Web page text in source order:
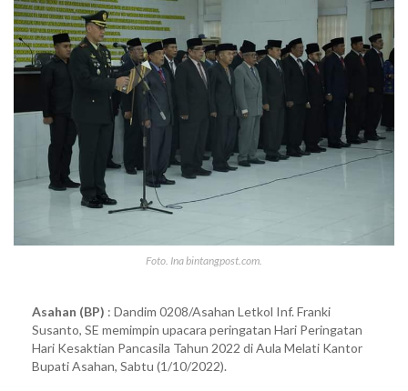
Foto. Ina bintangpost.com.
Asahan (BP) : Dandim 0208/Asahan Letkol Inf. Franki
Susanto, SE memimpin upacara peringatan Hari Peringatan
Hari Kesaktian Pancasila Tahun 2022 di Aula Melati Kantor
Bupati Asahan, Sabtu (1/10/2022).